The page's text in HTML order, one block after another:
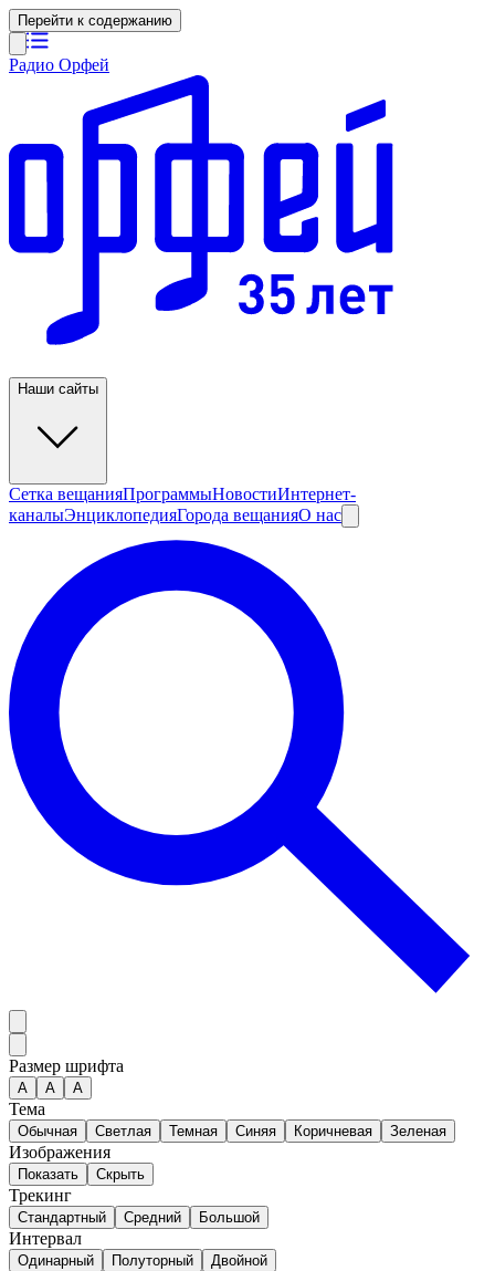
Перейти к содержанию
Радио Орфей
Наши сайты
Сетка вещанияПрограммыНовостиИнтернет-
каналыЭнциклопедияГорода вещанияО нас
Размер шрифта
А A A
Тема
Обычная Светлая Темная Синяя Коричневая Зеленая
Изображения
Показать Скрыть
Трекинг
Стандартный Средний Большой
Интервал
Одинарный Полуторный Двойной